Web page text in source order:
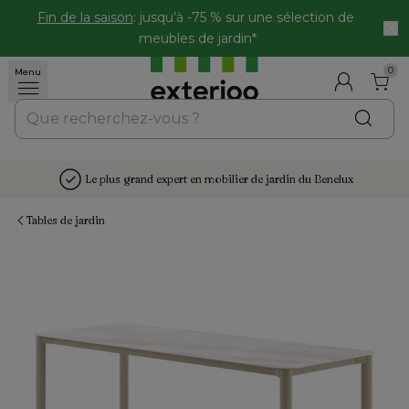
Fin de la saison: jusqu’à -75 % sur une sélection de
meubles de jardin*
Menu 0
Le plus grand expert en mobilier de jardin du Benelux
Tables de jardin